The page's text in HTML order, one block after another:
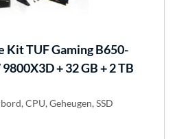
Kit TUF Gaming B650-
+ 32 GB + 2 TB
CPU, Geheugen, SSD